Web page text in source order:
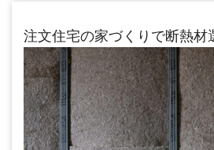
注文住宅の家づくりで断熱材